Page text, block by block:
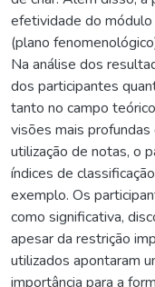
efetividade do
(plano
Na análise dos
dos participantes
tanto no campo
visões mais
utilização de notas, o
índices de
exemplo. Os
como significativa,
apesar da restrição
utilizados apontaram
importância para a